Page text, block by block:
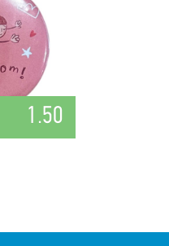
1.50